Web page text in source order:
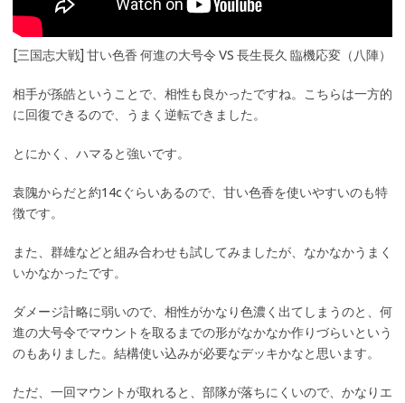
[三国志大戦] 甘い色香 何進の大号令 VS 長生長久 臨機応変（八陣）
相手が孫皓ということで、相性も良かったですね。こちらは一方的
に回復できるので、うまく逆転できました。
とにかく、ハマると強いです。
袁隗からだと約14cぐらいあるので、甘い色香を使いやすいのも特
徴です。
また、群雄などと組み合わせも試してみましたが、なかなかうまく
いかなかったです。
ダメージ計略に弱いので、相性がかなり色濃く出てしまうのと、何
進の大号令でマウントを取るまでの形がなかなか作りづらいという
のもありました。結構使い込みが必要なデッキかなと思います。
ただ、一回マウントが取れると、部隊が落ちにくいので、かなりエ